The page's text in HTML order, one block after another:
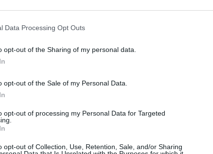
Data Processing Opt Outs
opt-out of the Sharing of my personal data.
opt-out of the Sale of my Personal Data.
opt-out of processing my Personal Data for Targeted
opt-out of Collection, Use, Retention, Sale, and/or Sharing
nad konferencją dla
poświęconej problemowi niewydolności
Bydgoszczy.